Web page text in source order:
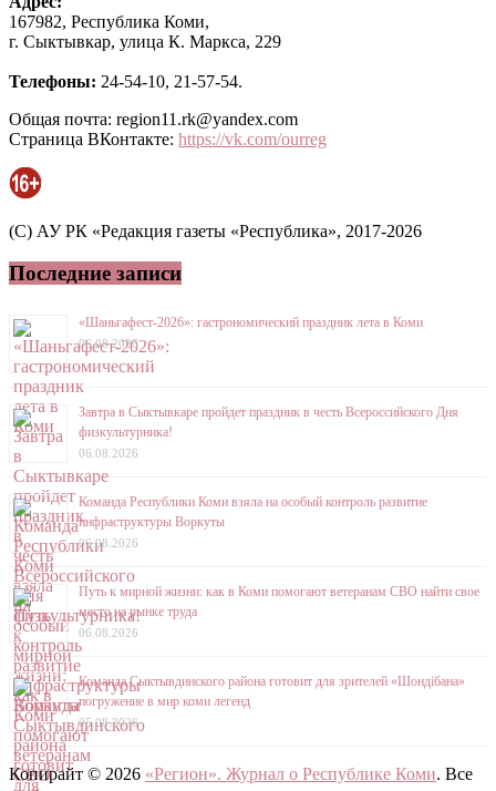
167982, Республика Коми,
г. Сыктывкар, улица К. Маркса, 229
Телефоны: 24-54-10, 21-57-54.
Общая почта: region11.rk@yandex.com
Страница ВКонтакте: https://vk.com/ourreg
(C) АУ РК «Редакция газеты «Республика», 2017-2026
Последние записи
«Шаньгафест-2026»: гастрономический праздник лета в Коми
06.08.2026
Завтра в Сыктывкаре пройдет праздник в честь Всероссийского Дня
физкультурника!
06.08.2026
Команда Республики Коми взяла на особый контроль развитие
инфраструктуры Воркуты
06.08.2026
Путь к мирной жизни: как в Коми помогают ветеранам СВО найти свое
место на рынке труда
06.08.2026
Команда Сыктывдинского района готовит для зрителей «Шондібана»
погружение в мир коми легенд
05.08.2026
Копирайт © 2026 «Регион». Журнал о Республике Коми. Все